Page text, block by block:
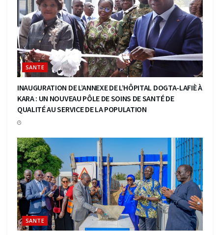
SANTE
INAUGURATION DE L’ANNEXE DE L’HÔPITAL DOGTA-LAFIÈ À
KARA : UN NOUVEAU PÔLE DE SOINS DE SANTÉ DE
QUALITÉ AU SERVICE DE LA POPULATION
SANTE